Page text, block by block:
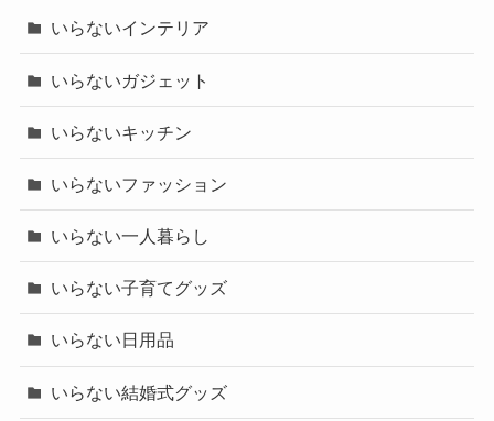
いらないインテリア
いらないガジェット
いらないキッチン
いらないファッション
いらない一人暮らし
いらない子育てグッズ
いらない日用品
いらない結婚式グッズ